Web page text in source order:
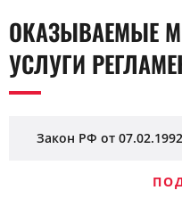
ОКАЗЫВАЕМЫЕ
УСЛУГИ
Закон РФ от